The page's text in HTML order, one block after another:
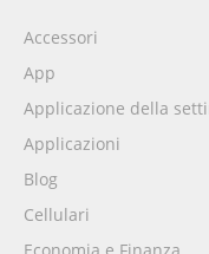
Accessori
App
Applicazione della
Applicazioni
Blog
Cellulari
Economia e Finanza